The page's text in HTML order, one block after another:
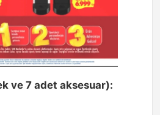
ve 7 adet aksesuar):